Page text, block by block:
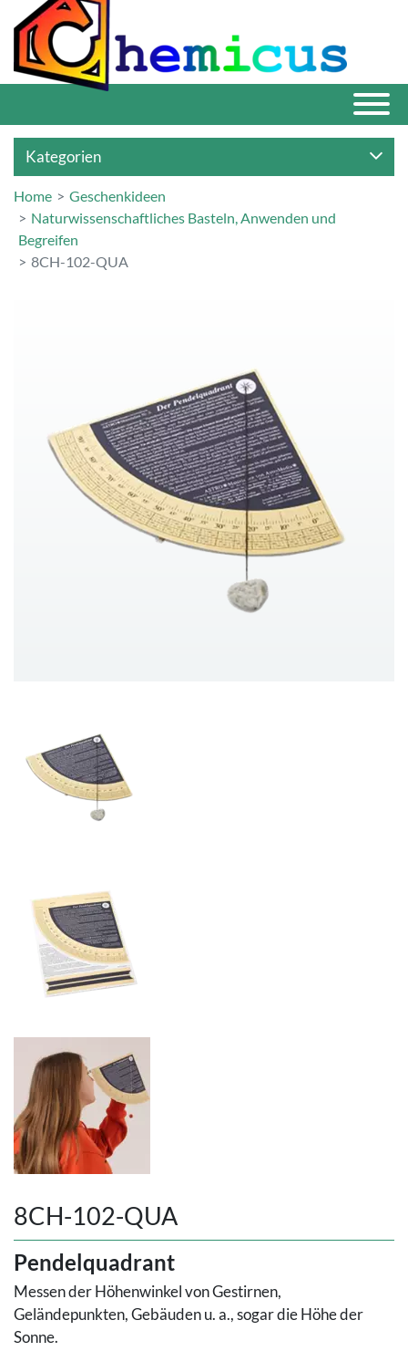
Kategorien
Home
Geschenkideen
Naturwissenschaftliches Basteln, Anwenden und
Begreifen
8CH-102-QUA
8CH-102-QUA
Pendelquadrant
Messen der Höhenwinkel von Gestirnen,
Geländepunkten, Gebäuden u. a., sogar die Höhe der
Sonne.